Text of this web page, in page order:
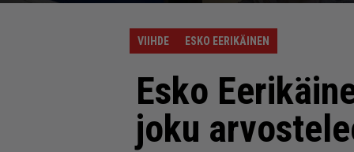
VIIHDE ESKO EERIKÄINEN
Esko
joku